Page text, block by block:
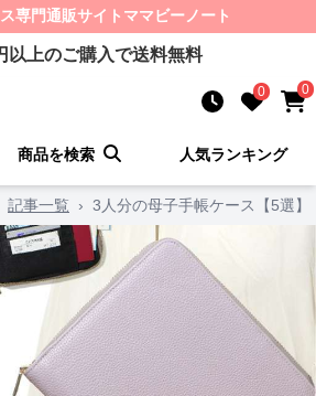
専門通販サイト ママビーノート
以上のご購入で送料無料
0 0
商品を検索 人気ランキング
記事一覧 › 3人分の母子手帳ケース【5選】